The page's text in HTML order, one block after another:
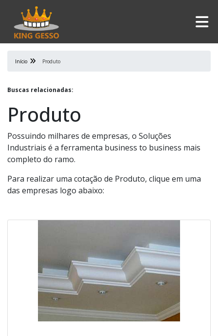
Início Produto
Buscas relacionadas:
Produto
Possuindo milhares de empresas, o Soluções
Industriais é a ferramenta business to business mais
completo do ramo.
Para realizar uma cotação de Produto, clique em uma
das empresas logo abaixo: